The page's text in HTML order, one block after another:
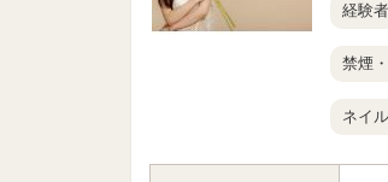
経験
禁煙
ネイ